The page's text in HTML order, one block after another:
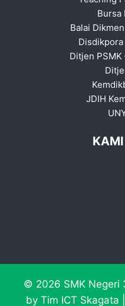
Bursa
Balai
Ditjen PSMK
JDIH
© 2026 SMK Negeri
by Tim ICT Skagata